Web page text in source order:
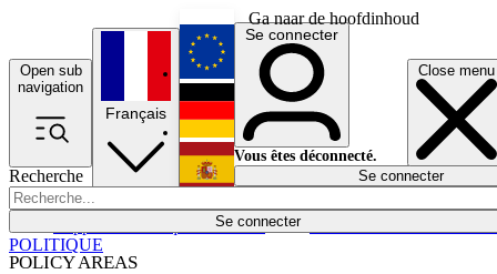
Ga naar de hoofdinhoud
Open sub
navigation
Close menu
Recherche
Se connecter
POLICY AREAS
Économie
Français
English
Deutsch
Español
Se connecter
Vous êtes déconnecté.
Se connecter
POLITIQUE